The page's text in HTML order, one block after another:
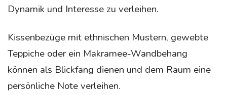
Dynamik und Interesse zu verleihen.
Kissenbezüge mit ethnischen Mustern, gewebte
Teppiche oder ein Makramee-Wandbehang
können als Blickfang dienen und dem Raum eine
persönliche Note verleihen.